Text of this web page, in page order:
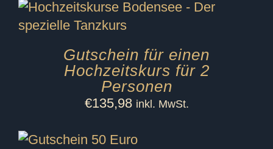
Gutschein für einen
Hochzeitskurs für 2
Personen
€135,98 inkl. MwSt.